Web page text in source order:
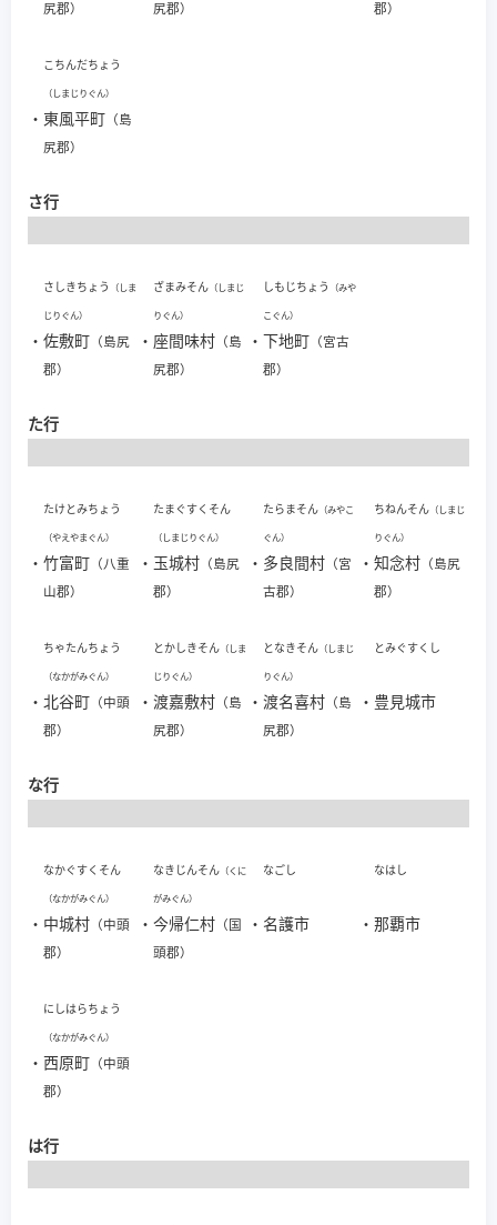
尻郡）
尻郡）
郡）
こちんだちょう
（しまじりぐん）
・ 東風平町 （島
尻郡）
さ行
さしきちょう （しま
じりぐん）
ざまみそん （しまじ
りぐん）
しもじちょう （みや
こぐん）
・ 佐敷町 （島尻
郡）
・ 座間味村 （島
尻郡）
・ 下地町 （宮古
郡）
た行
たけとみちょう
（やえやまぐん）
たまぐすくそん
（しまじりぐん）
たらまそん （みやこ
ぐん）
ちねんそん （しまじ
りぐん）
・ 竹富町 （八重
山郡）
・ 玉城村 （島尻
郡）
・ 多良間村 （宮
古郡）
・ 知念村 （島尻
郡）
ちゃたんちょう
（なかがみぐん）
とかしきそん （しま
じりぐん）
となきそん （しまじ
りぐん）
とみぐすくし
・ 北谷町 （中頭
郡）
・ 渡嘉敷村 （島
尻郡）
・ 渡名喜村 （島
尻郡）
・ 豊見城市
な行
なかぐすくそん
（なかがみぐん）
なきじんそん （くに
がみぐん）
なごし なはし
・ 中城村 （中頭
郡）
・ 今帰仁村 （国
頭郡）
・ 名護市 ・ 那覇市
にしはらちょう
（なかがみぐん）
・ 西原町 （中頭
郡）
は行